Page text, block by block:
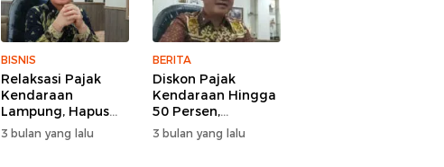
BISNIS
Relaksasi Pajak
Kendaraan
Lampung, Hapus
Denda dan Beri
Diskon BBN
3 bulan yang lalu
BERITA
Diskon Pajak
Kendaraan Hingga
50 Persen,
Lampung Genjot
Mutasi Kendaraan
3 bulan yang lalu